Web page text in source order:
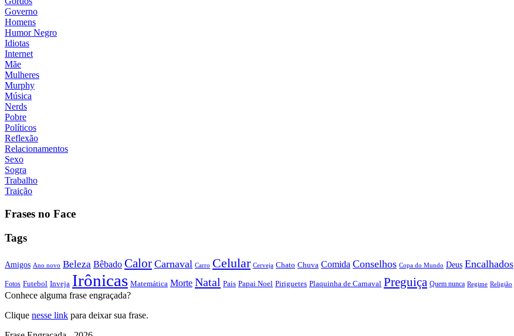
Governo
Homens
Humor Negro
Idiotas
Internet
Mãe
Mulheres
Murphy
Música
Nerds
Pobre
Políticos
Reflexão
Relacionamentos
Sexo
Sogra
Trabalho
Traição
Frases no Face
Tags
Amigos Ano novo Beleza Bêbado Calor Carnaval Carro Celular Cerveja Chato Chuva Comida Conselhos Copa do Mundo Deus Encalhados
Fotos Futebol Inveja Irônicas Matemática Morte Natal Pais Papai Noel Piriguetes Plaquinha de Carnaval Preguiça Quem nunca Regime Religião
Conhece alguma frase engraçada?
Clique nesse link para deixar sua frase.